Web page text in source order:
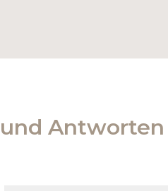
Antworten